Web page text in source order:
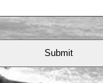
Submit